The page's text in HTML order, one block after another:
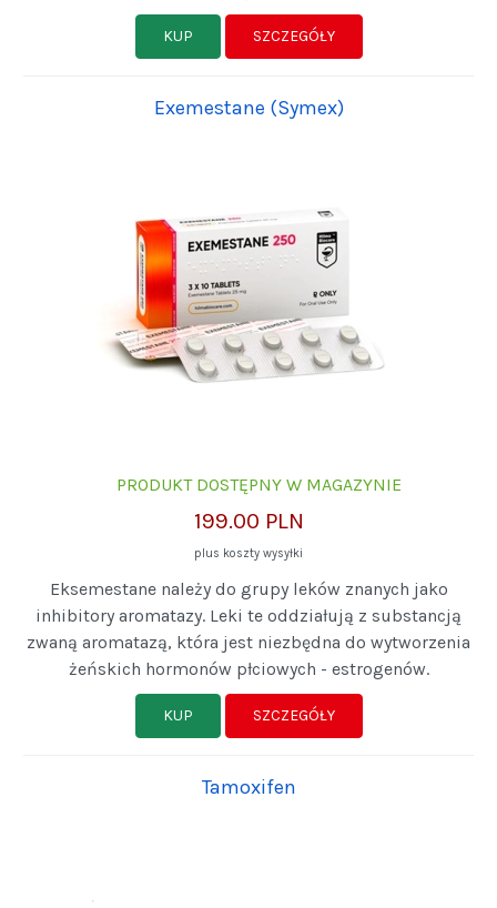
KUP SZCZEGÓŁY
Exemestane (Symex)
PRODUKT DOSTĘPNY W MAGAZYNIE
199.00 PLN
plus koszty wysyłki
Eksemestane należy do grupy leków znanych jako
inhibitory aromatazy. Leki te oddziałują z substancją
zwaną aromatazą, która jest niezbędna do wytworzenia
żeńskich hormonów płciowych - estrogenów.
KUP SZCZEGÓŁY
Tamoxifen